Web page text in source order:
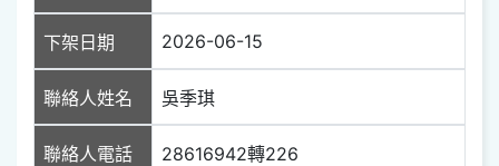
下架日期 2026-06-15
聯絡人姓名 吳季琪
聯絡人電話 28616942轉226